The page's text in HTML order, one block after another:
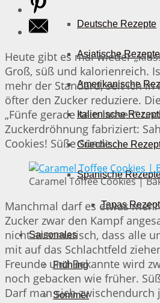
Deutsche Rezepte
Asiatische Rezepte
Amerikanische
Italienische
Griechische
Spanische
Tapas
Saisonales
Frühling
Sommer
Heute gibt es mal wieder
Groß, süß und kalorienreich.
mehr der Standard, seit ich in
öfter den Zucker reduziere.
„Fünfe gerade sein lassen“
Zuckerdröhnung fabriziert:
Cookies! Süße Sünde ;)
Caramel Toffee Cookies |
Manchmal darf es etwas
Zucker zwar den Kampf
nicht automatisch, dass alle
mit auf das Schlachtfeld
Freunde und Bekannte wird
noch gebacken wie früher.
Darf man sich zwischendurch